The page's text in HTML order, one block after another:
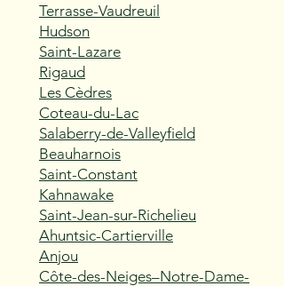
Terrasse-Vaudreuil
Hudson
Saint-Lazare
Rigaud
Les Cèdres
Coteau-du-Lac
Salaberry-de-Valleyfield
Beauharnois
Saint-Constant
Kahnawake
Saint-Jean-sur-Richelieu
Ahuntsic-Cartierville
Anjou
Côte-des-Neiges–Notre-Dame-